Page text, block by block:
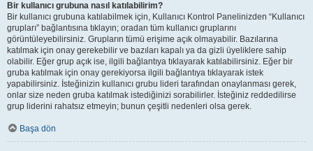
Bir kullanıcı grubuna nasıl katılabilirim?
Bir kullanıcı grubuna katılabilmek için, Kullanıcı Kontrol Panelinizden “Kullanıcı
grupları” bağlantısına tıklayın; oradan tüm kullanıcı gruplarını
görüntüleyebilirsiniz. Grupların tümü erişime açık olmayabilir. Bazılarına
katılmak için onay gerekebilir ve bazıları kapalı ya da gizli üyeliklere sahip
olabilir. Eğer grup açık ise, ilgili bağlantıya tıklayarak katılabilirsiniz. Eğer bir
gruba katılmak için onay gerekiyorsa ilgili bağlantıya tıklayarak istek
yapabilirsiniz. İsteğinizin kullanıcı grubu lideri tarafından onaylanması gerek,
onlar size neden gruba katılmak istediğinizi sorabilirler. İsteğiniz reddedilirse
grup liderini rahatsız etmeyin; bunun çeşitli nedenleri olsa gerek.
Başa dön